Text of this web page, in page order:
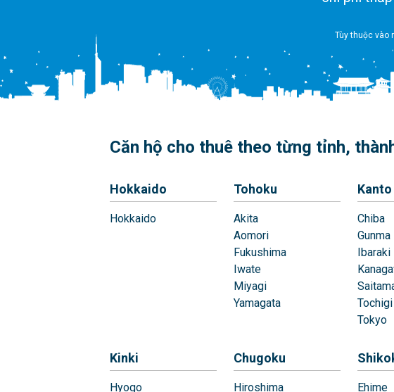
Tùy thuộc vào
Căn hộ cho thuê theo từng tỉnh,
Hokkaido
Hokkaido
Tohoku
Akita
Aomori
Fukushima
Iwate
Miyagi
Yamagata
Kanto
Chiba
Gunma
Ibaraki
Tochigi
Tokyo
Kinki
Hyogo
Chugoku
Hiroshima Ehime